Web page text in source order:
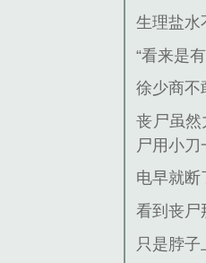
生理盐水
“看来是
徐少商不
丧尸虽
尸用小刀
电早就断
看到丧尸
只是脖子